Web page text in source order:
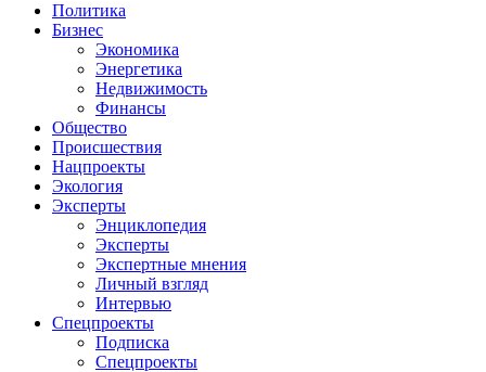
Политика
Бизнес
Экономика
Энергетика
Недвижимость
Финансы
Общество
Происшествия
Нацпроекты
Экология
Эксперты
Энциклопедия
Эксперты
Экспертные мнения
Личный взгляд
Интервью
Спецпроекты
Подписка
Спецпроекты